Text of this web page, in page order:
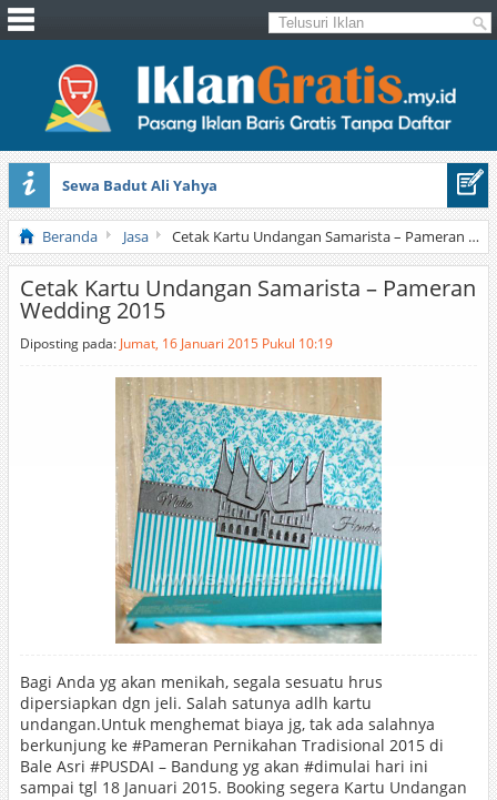
Sewa Badut Ali Yahya
Honda Brio 1.3 E AT CBU 2012 Putih
Beranda Jasa Cetak Kartu Undangan Samarista – Pameran Wedding 2015
Cetak Kartu Undangan Samarista – Pameran
Wedding 2015
Diposting pada: Jumat, 16 Januari 2015 Pukul 10:19
Bagi Anda yg akan menikah, segala sesuatu hrus
dipersiapkan dgn jeli. Salah satunya adlh kartu
undangan.Untuk menghemat biaya jg, tak ada salahnya
berkunjung ke ‪#‎Pameran‬ Pernikahan Tradisional 2015 di
Bale Asri ‪#‎PUSDAI‬ – Bandung yg akan ‪#‎dimulai‬ hari ini
sampai tgl 18 Januari 2015. Booking segera Kartu Undangan